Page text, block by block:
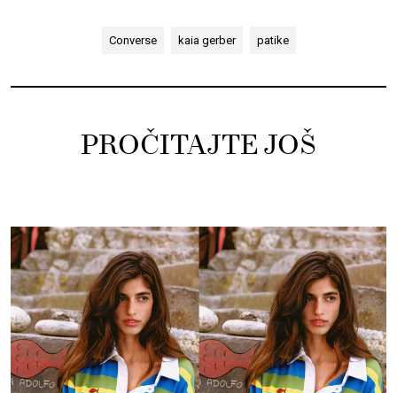
Converse kaia gerber patike
PROČITAJTE JOŠ